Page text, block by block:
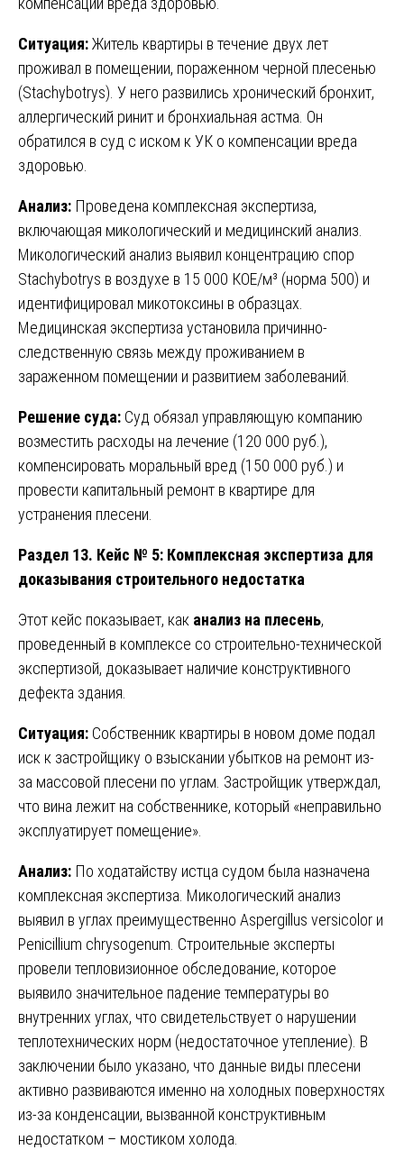
Ситуация:Житель квартиры в течение двух лет
проживал в помещении, пораженном черной плесенью
(Stachybotrys). У него развились хронический бронхит,
аллергический ринит и бронхиальная астма. Он
обратился в суд с иском к УК о компенсации вреда
здоровью.
Анализ: Проведена комплексная экспертиза,
включающая микологический и медицинский анализ.
Микологический анализ выявил концентрацию спор
Stachybotrys в воздухе в 15 000 КОЕ/м³ (норма 500) и
идентифицировал микотоксины в образцах.
Медицинская экспертиза установила причинно-
следственную связь между проживанием в
зараженном помещении и развитием заболеваний.
Решение суда: Суд обязал управляющую компанию
возместить расходы на лечение (120 000 руб.),
компенсировать моральный вред (150 000 руб.) и
провести капитальный ремонт в квартире для
устранения плесени.
Раздел 13. Кейс № 5: Комплексная экспертиза для
доказывания строительного недостатка
Этот кейс показывает, как анализ на плесень,
проведенный в комплексе со строительно-технической
экспертизой, доказывает наличие конструктивного
дефекта здания.
Ситуация: Собственник квартиры в новом доме подал
иск к застройщику о взыскании убытков на ремонт из-
за массовой плесени по углам. Застройщик утверждал,
что вина лежит на собственнике, который «неправильно
эксплуатирует помещение».
Анализ: По ходатайству истца судом была назначена
комплексная экспертиза. Микологический анализ
выявил в углах преимущественно Aspergillus versicolor и
Penicillium chrysogenum. Строительные эксперты
провели тепловизионное обследование, которое
выявило значительное падение температуры во
внутренних углах, что свидетельствует о нарушении
теплотехнических норм (недостаточное утепление). В
заключении было указано, что данные виды плесени
активно развиваются именно на холодных поверхностях
из-за конденсации, вызванной конструктивным
недостатком – мостиком холода.